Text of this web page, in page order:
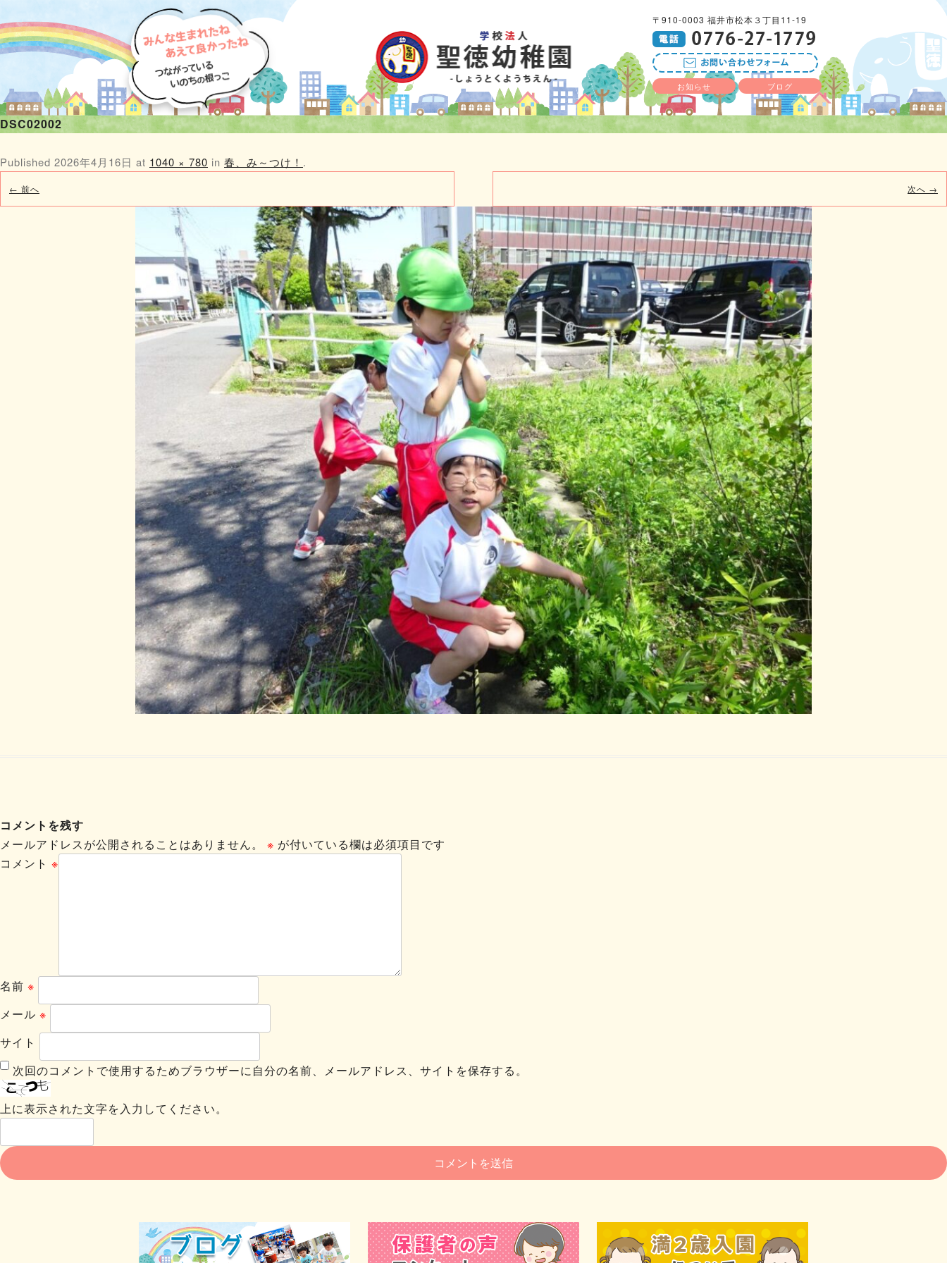
〒910-0003 福井市松本３丁目11-19
お知らせ ブログ
DSC02002
Published 2026年4月16日 at 1040 × 780 in 春、み～つけ！ .
← 前へ 次へ →
コメントを残す
メールアドレスが公開されることはありません。
※ が付いている欄は必須項目です
コメント ※
名前 ※
メール ※
サイト
次回のコメントで使用するためブラウザーに自分の名前、メールアドレス、サイトを保存する。
上に表示された文字を入力してください。